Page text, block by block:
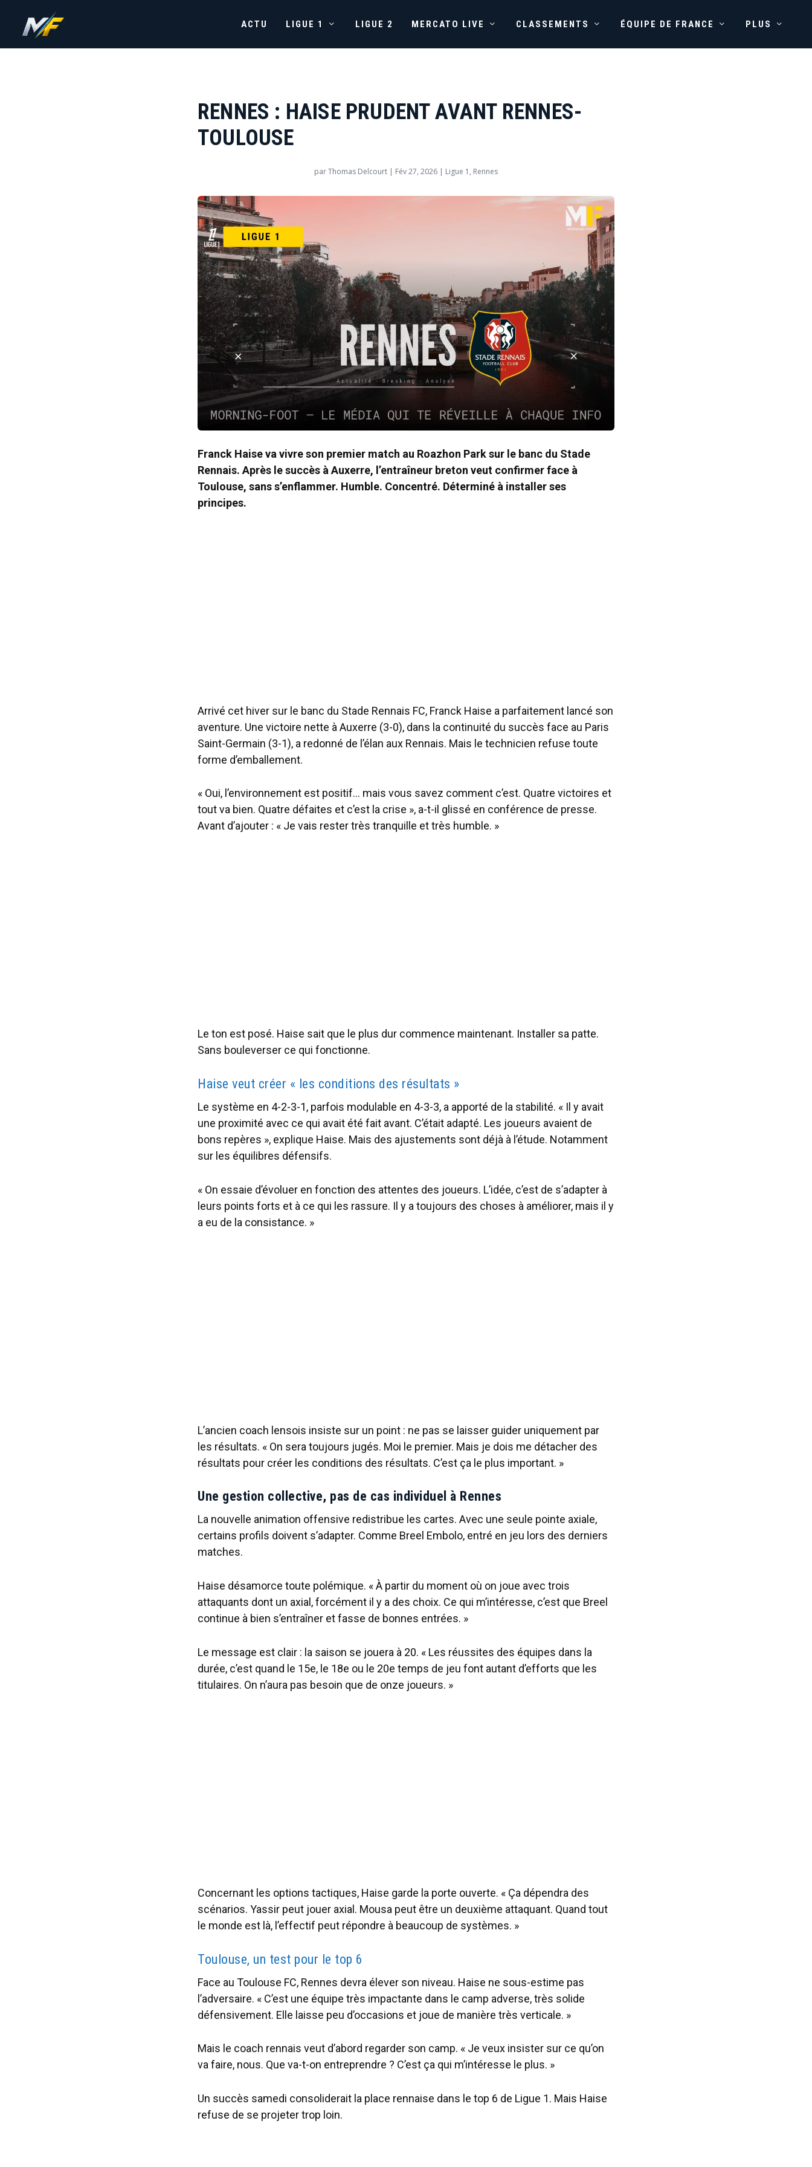
ACTU LIGUE 1 LIGUE 2 MERCATO LIVE CLASSEMENTS ÉQUIPE DE FRANCE PLUS
RENNES : HAISE PRUDENT AVANT RENNES-
TOULOUSE
parThomas Delcourt | Fév 27, 2026 | Ligue 1 , Rennes
Franck Haise va vivre son premier match au Roazhon Park sur le banc du Stade
Rennais. Après le succès à Auxerre, l’entraîneur breton veut confirmer face à
Toulouse, sans s’enflammer. Humble. Concentré. Déterminé à installer ses
principes.
Arrivé cet hiver sur le banc du Stade Rennais FC, Franck Haise a parfaitement lancé son
aventure. Une victoire nette à Auxerre (3-0), dans la continuité du succès face au Paris
Saint-Germain (3-1), a redonné de l’élan aux Rennais. Mais le technicien refuse toute
forme d’emballement.
« Oui, l’environnement est positif… mais vous savez comment c’est. Quatre victoires et
tout va bien. Quatre défaites et c’est la crise », a-t-il glissé en conférence de presse.
Avant d’ajouter : « Je vais rester très tranquille et très humble. »
Le ton est posé. Haise sait que le plus dur commence maintenant. Installer sa patte.
Sans bouleverser ce qui fonctionne.
Haise veut créer « les conditions des résultats »
Le système en 4-2-3-1, parfois modulable en 4-3-3, a apporté de la stabilité. « Il y avait
une proximité avec ce qui avait été fait avant. C’était adapté. Les joueurs avaient de
bons repères », explique Haise. Mais des ajustements sont déjà à l’étude. Notamment
sur les équilibres défensifs.
« On essaie d’évoluer en fonction des attentes des joueurs. L’idée, c’est de s’adapter à
leurs points forts et à ce qui les rassure. Il y a toujours des choses à améliorer, mais il y
a eu de la consistance. »
L’ancien coach lensois insiste sur un point : ne pas se laisser guider uniquement par
les résultats. « On sera toujours jugés. Moi le premier. Mais je dois me détacher des
résultats pour créer les conditions des résultats. C’est ça le plus important. »
Une gestion collective, pas de cas individuel à Rennes
La nouvelle animation offensive redistribue les cartes. Avec une seule pointe axiale,
certains profils doivent s’adapter. Comme Breel Embolo, entré en jeu lors des derniers
matches.
Haise désamorce toute polémique. « À partir du moment où on joue avec trois
attaquants dont un axial, forcément il y a des choix. Ce qui m’intéresse, c’est que Breel
continue à bien s’entraîner et fasse de bonnes entrées. »
Le message est clair : la saison se jouera à 20. « Les réussites des équipes dans la
durée, c’est quand le 15e, le 18e ou le 20e temps de jeu font autant d’efforts que les
titulaires. On n’aura pas besoin que de onze joueurs. »
Concernant les options tactiques, Haise garde la porte ouverte. « Ça dépendra des
scénarios. Yassir peut jouer axial. Mousa peut être un deuxième attaquant. Quand tout
le monde est là, l’effectif peut répondre à beaucoup de systèmes. »
Toulouse, un test pour le top 6
Face au Toulouse FC, Rennes devra élever son niveau. Haise ne sous-estime pas
l’adversaire. « C’est une équipe très impactante dans le camp adverse, très solide
défensivement. Elle laisse peu d’occasions et joue de manière très verticale. »
Mais le coach rennais veut d’abord regarder son camp. « Je veux insister sur ce qu’on
va faire, nous. Que va-t-on entreprendre ? C’est ça qui m’intéresse le plus. »
Un succès samedi consoliderait la place rennaise dans le top 6 de Ligue 1. Mais Haise
refuse de se projeter trop loin.